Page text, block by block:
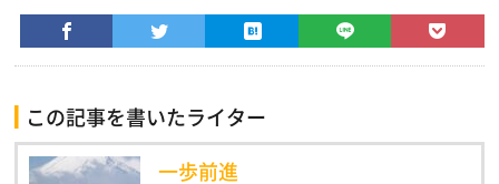
この記事を書いたライター
一歩前進